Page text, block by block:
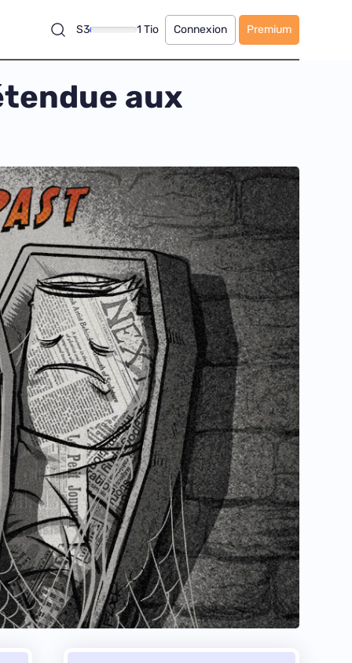
S3 1 Tio Connexion Premium
aux